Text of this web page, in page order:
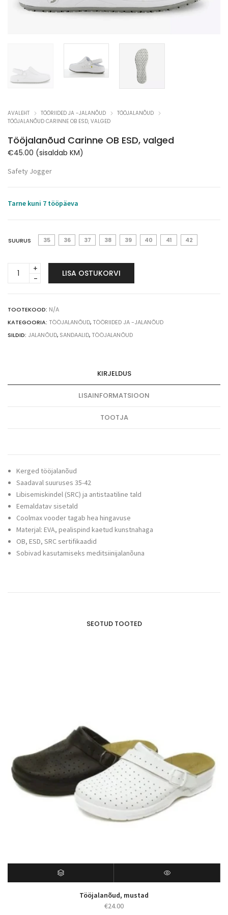
AVALEHT TÖÖRIIDED JA -JALANÕUD
TÖÖJALANÕUD
TÖÖJALANÕUD CARINNE OB ESD, VALGED
Tööjalanõud Carinne OB ESD, valged
€45.00 (sisaldab KM)
Safety Jogger
Tarne kuni 7 tööpäeva
SUURUS 35 36 37 38 39 40 41 42
Tööjalanõud
Carinne
valged
quantity
LISA OSTUKORVI
TOOTEKOOD: N/A
KATEGOORIA: TÖÖJALANÕUD, TÖÖRIIDED JA -JALANÕUD
SILDID: JALANÕUD, SANDAALID, TÖÖJALANÕUD
KIRJELDUS
LISAINFORMATSIOON
TOOTJA
Kerged tööjalanõud
Saadaval suuruses 35-42
Libisemiskindel (SRC) ja antistaatiline tald
Eemaldatav sisetald
Coolmax vooder tagab hea hingavuse
Materjal: EVA, pealispind kaetud kunstnahaga
OB, ESD, SRC sertifikaadid
Sobivad kasutamiseks meditsiinijalanõuna
SEOTUD TOOTED
Tööjalanõud, mustad
€24.00